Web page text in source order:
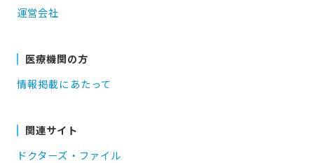
運営会社
医療機関の方
情報掲載にあたって
関連サイト
ドクターズ・ファイル